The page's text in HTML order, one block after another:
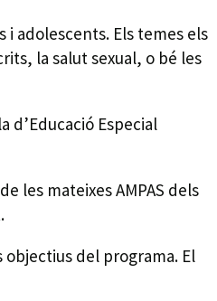
i adolescents. Els temes els
la salut sexual, o bé les
d’Educació Especial
les mateixes AMPAS dels
del programa. El